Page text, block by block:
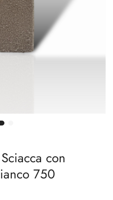
con
750